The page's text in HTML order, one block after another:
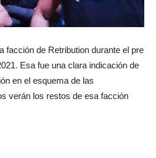
facción de Retribution durante el pre
Esa fue una clara indicación de
en el esquema de las
verán los restos de esa facción